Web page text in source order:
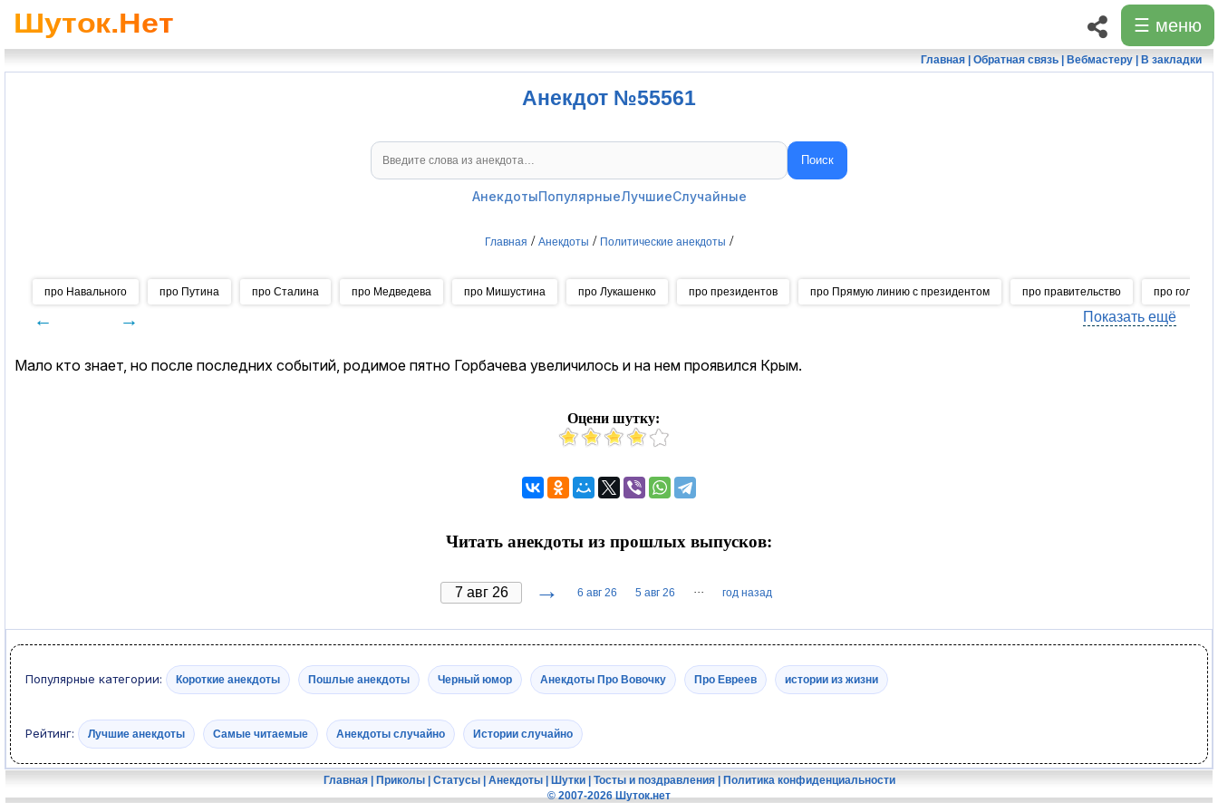
☰ меню
Главная| Обратная связь| Вебмастеру| В закладки
Анекдот №55561
Поиск
АнекдотыПопулярныеЛучшиеСлучайные
Главная / Анекдоты / Политические анекдоты /
про Навального про Путина про Сталина про Медведева про Мишустина про Лукашенко про президентов про Прямую линию с президентом про правительство про
← → Показать ещё
Мало кто знает, но после последних событий, родимое пятно Горбачева увеличилось и на нем проявился Крым.
Оцени шутку:
Читать анекдоты из прошлых выпусков:
→ 6 авг 26 5 авг 26 ··· год назад
Популярные категории: Короткие анекдоты Пошлые анекдоты Черный юмор Анекдоты Про Вовочку Про Евреев истории из жизни
Рейтинг: Лучшие анекдоты Самые читаемые Анекдоты случайно Истории случайно
Главная| Приколы| Статусы| Анекдоты| Шутки| Тосты и поздравления| Политика конфиденциальности
© 2007-2026 Шуток.нет